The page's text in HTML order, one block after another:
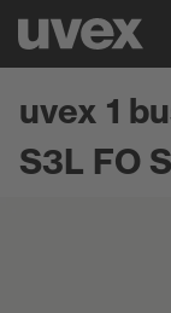
uvex 1
S3L FO